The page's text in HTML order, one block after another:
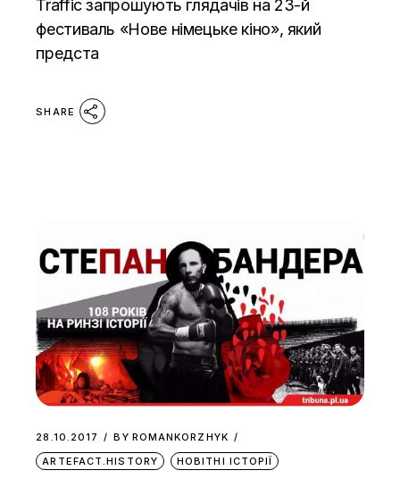
Traffic запрошують глядачів на 23-й
фестиваль «Нове німецьке кіно», який
предста
SHARE
28.10.2017 BY ROMANKORZHYK
ARTEFACT.HISTORY
НОВІТНІ ІСТОРІЇ